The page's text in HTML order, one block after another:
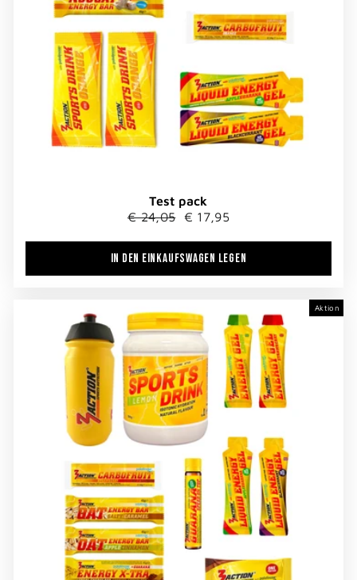
Test pack
Normaler
€ 24,05 Sonderpreis
€ 17,95
IN DEN EINKAUFSWAGEN LEGEN
Aktion